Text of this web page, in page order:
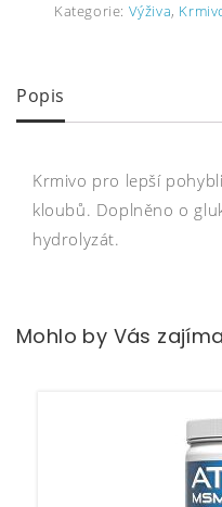
Kategorie: Výživa,
Popis
Krmivo pro lepší
kloubů. Doplněno o
hydrolyzát.
Mohlo by Vás